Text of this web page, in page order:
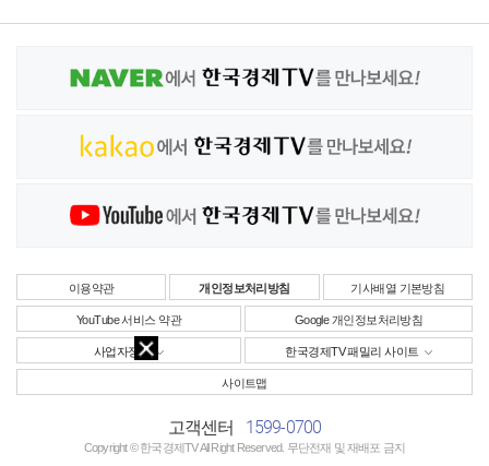
이용약관 개인정보처리방침 기사배열 기본방침
YouTube 서비스 약관 Google 개인정보처리방침
사업자정보 한국경제TV 패밀리 사이트
사이트맵
고객센터 1599-0700
Copyright © 한국경제TV All Right Reserved. 무단전재 및 재배포 금지